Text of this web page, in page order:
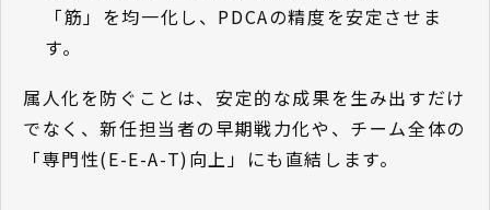
「筋」を均一化し、PDCAの精度を安定させま
す。
属人化を防ぐことは、安定的な成果を生み出すだけ
でなく、新任担当者の早期戦力化や、チーム全体の
「専門性(E-E-A-T)向上」にも直結します。